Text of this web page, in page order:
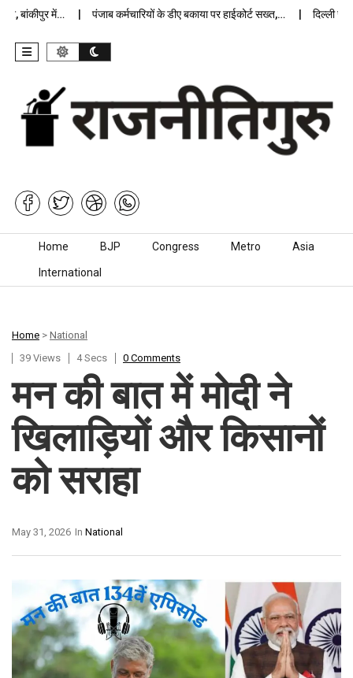
में… पंजाब कर्मचारियों के डीए बकाया पर हाईकोर्ट सख्त,… दिल्ली जेलों
Skip to content
Home BJP Congress Metro Asia
International
Home > National
39 Views
4 Secs 0 Comments
मन की बात में मोदी ने
खिलाड़ियों और किसानों
को सराहा
In National
May 31, 2026